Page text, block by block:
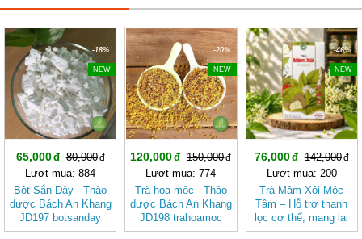
-18%
NEW
65,000
80,000
Lượt mua: 884
Bột Sắn Dây - Thảo
dược Bách An Khang
JD197 botsanday
-20%
NEW
120,000
150,000
Lượt mua: 774
Trà hoa mộc - Thảo
dược Bách An Khang
JD198 trahoamoc
-46%
NEW
76,000
142,000
Lượt mua: 200
Trà Mâm Xôi Mộc
Tâm – Hỗ trợ thanh
lọc cơ thể, mang lại
cảm giác nhẹ nhàng